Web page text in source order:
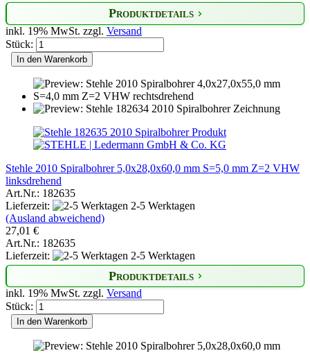
Produktdetails
inkl. 19% MwSt. zzgl. Versand
Stück:
In den Warenkorb
Stehle 2010 Spiralbohrer 5,0x28,0x60,0 mm S=5,0 mm Z=2 VHW
linksdrehend
Art.Nr.: 182635
Lieferzeit:
2-5 Werktagen
(Ausland abweichend)
27,01 €
Art.Nr.: 182635
Lieferzeit:
2-5 Werktagen
Produktdetails
inkl. 19% MwSt. zzgl. Versand
Stück:
In den Warenkorb